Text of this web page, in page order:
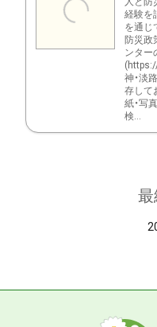
経験を
を通じ
防災政
ンター
神・淡
存して
紙・写
検...
最